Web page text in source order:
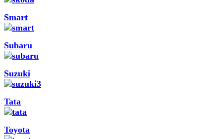
Smart
Subaru
Suzuki
Tata
Toyota